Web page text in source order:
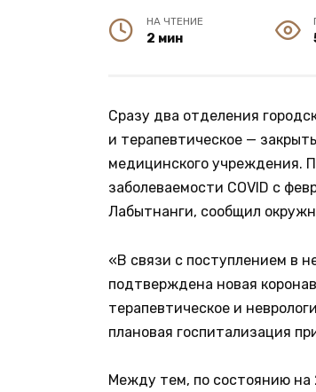
НА ЧТЕНИЕ
2 мин
Сразу два отделения
и терапевтическое —
медицинского учреждения.
заболеваемости COVID с
Лабытнанги, сообщил
«В связи с поступлением в
подтверждена новая
терапевтическое и
плановая госпитализация
Между тем, по состоянию на